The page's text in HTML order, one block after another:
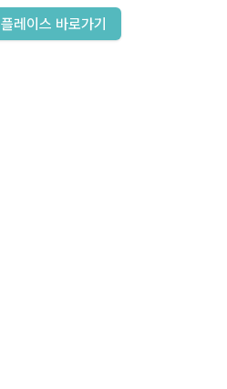
플레이스 바로가기